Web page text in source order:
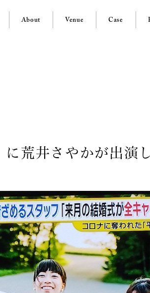
About Venue Case
荒井さやかが出演